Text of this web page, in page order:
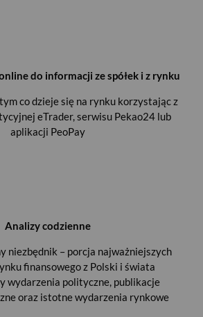
do informacji ze spółek i z rynku
co dzieje się na rynku korzystając z
eTrader, serwisu Pekao24 lub
aplikacji PeoPay
Analizy codzienne
niezbędnik – porcja najważniejszych
finansowego z Polski i świata
wydarzenia polityczne, publikacje
oraz istotne wydarzenia rynkowe